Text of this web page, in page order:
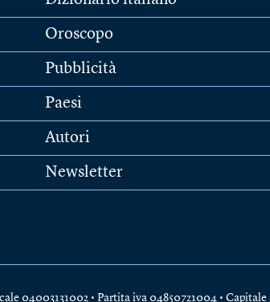
Oroscopo
Pubblicità
Paesi
Autori
Newsletter
04003131002 • Partita iva 04850721004 • Capitale